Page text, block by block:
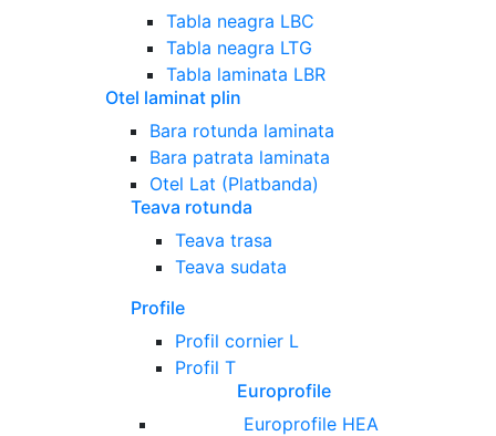
Tabla neagra LBC
Tabla neagra LTG
Tabla laminata LBR
Otel laminat plin
Bara rotunda laminata
Bara patrata laminata
Otel Lat (Platbanda)
Teava rotunda
Teava trasa
Teava sudata
Profile
Profil cornier L
Profil T
Europrofile
Europrofile HEA